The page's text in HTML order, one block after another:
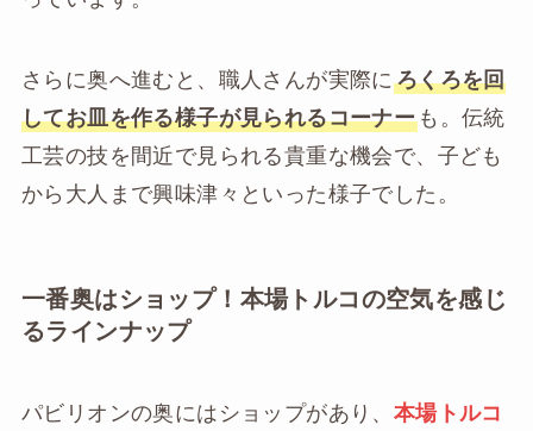
さらに奥へ進むと、職人さんが実際に ろくろを回
してお皿を作る様子が見られるコーナー も。伝統
工芸の技を間近で見られる貴重な機会で、子ども
から大人まで興味津々といった様子でした。
一番奥はショップ！本場トルコの空気を感じ
るラインナップ
パビリオンの奥にはショップがあり、 本場トルコ